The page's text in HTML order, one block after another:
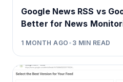
Google News RSS vs
Better for News
1 MONTH AGO • 3 MIN READ